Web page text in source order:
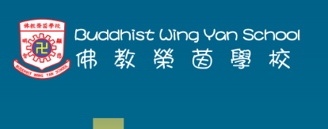
移至主內容